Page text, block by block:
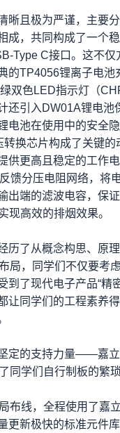
晰且极为严谨，主要
，共同构成了一个
Type C接口。这不
TP4056锂离子电池
双色LED指示灯（
引入DW01A锂电
池在使用中的安全隐
换芯片构成了关键的
更高且稳定的工作
馈分压电阻网络，将
出端的滤波电容，保
现高效的排烟效果。
历了从概念构思、原
局，同学们不仅要考
了现代电子产品“精
同学们的工程素养
定的支持力量——嘉
同学们自行制板的繁
布线，全程使用了
新极快的标准元件